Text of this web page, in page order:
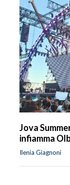
Jova
infiamma
Ilenia Giagnoni